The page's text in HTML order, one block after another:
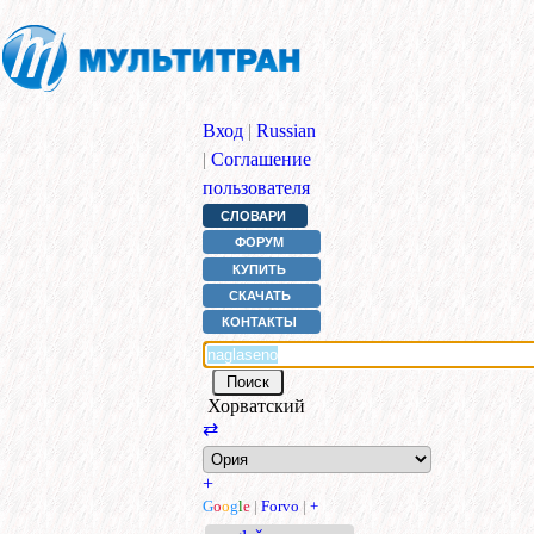
Вход | Russian
| Соглашение
пользователя
СЛОВАРИ
ФОРУМ
КУПИТЬ
СКАЧАТЬ
КОНТАКТЫ
Хорватский
⇄
+
Google | Forvo | +